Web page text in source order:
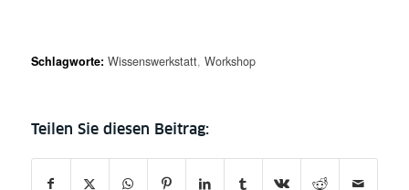
Schlagworte: Wissenswerkstatt, Workshop